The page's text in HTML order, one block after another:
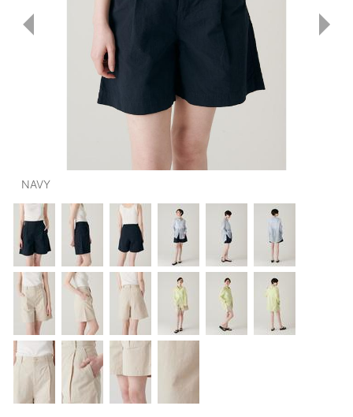
KNIT : ニット
SHIRT : シャツ
OUTERS : アウター
LADIES : レディース
PANTS/SKIRT : パンツ・スカート
TOPS : トップス
OUTERS : アウター
OUTLET : アウトレット
MENS : メンズ
LADIES : レディース
新規会員登録
お買い物カゴ
NAVY